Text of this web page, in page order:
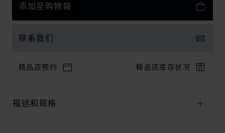
添加至购物袋
联系我们
精品店预约 精品店库存状况
描述和规格